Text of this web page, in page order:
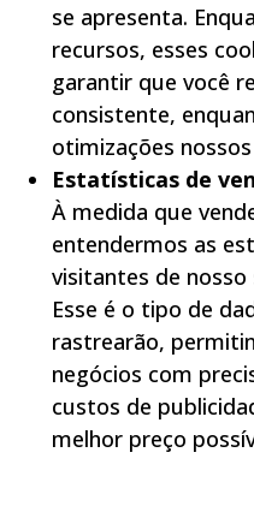
se apresenta.
recursos, esses
garantir que você
consistente,
otimizações
Estatísticas de
À medida que
entendermos as
visitantes de
Esse é o tipo de
rastrearão,
negócios com
custos de
melhor preço